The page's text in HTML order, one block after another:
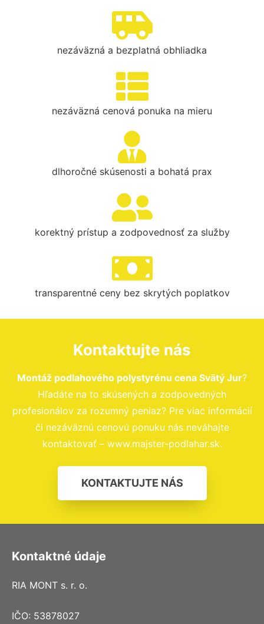
nezáväzná a bezplatná obhliadka
nezáväzná cenová ponuka na mieru
dlhoročné skúsenosti a bohatá prax
korektný prístup a zodpovednosť za služby
transparentné ceny bez skrytých poplatkov
Kontaktujte nás
Montáž podlahového polystyrénu cena Svätý Jur?
Hľadáte na to skúsených a zodpovedných
profesionálov za rozumný peniaz? Pre viac informácií
či nezáväznú cenovú ponuku nás neváhajte
kontaktovať – www.majster-podlahar.sk.
KONTAKTUJTE NÁS
Kontaktné údaje
RIA MONT s. r. o.
IČO: 53878027